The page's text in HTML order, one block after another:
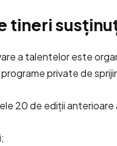
tineri
a talentelor este
private de
20 de ediții